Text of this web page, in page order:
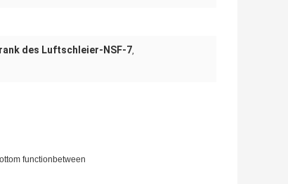
des Luftschleier-NSF-7,
functionbetween